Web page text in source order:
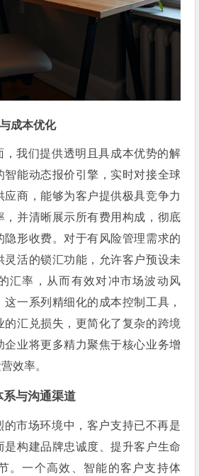
成本优化
，我们提供透明且具成本优势的解
智能动态报价引擎，实时对接全球
应商，能够为客户提供极具竞争力
，并清晰展示所有费用构成，彻底
隐形收费。对于有风险管理需求的
灵活的锁汇功能，允许客户预设未
汇率，从而有效对冲市场波动风
一系列精细化的成本控制工具，
的汇兑损失，更简化了复杂的跨境
企业将更多精力聚焦于核心业务增
效率。
与沟通渠道
的市场环境中，客户支持已不再是
是构建品牌忠诚度、提升客户生命
。一个高效、智能的客户支持体